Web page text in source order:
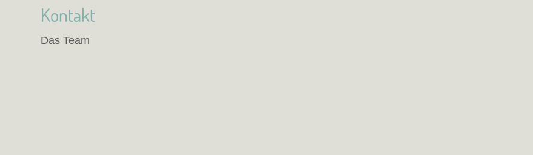
Kontakt
Das Team